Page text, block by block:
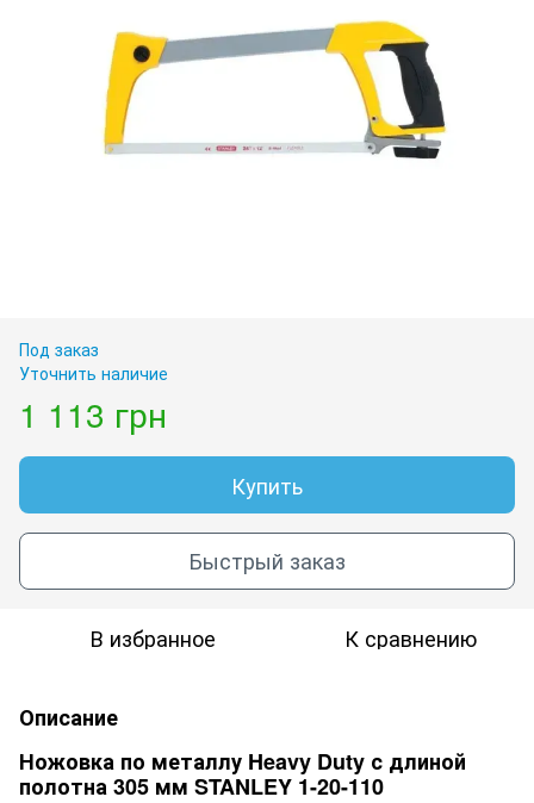
Под заказ
Уточнить наличие
1 113 грн
Купить
Быстрый заказ
В избранное К сравнению
Описание
Ножовка по металлу Heavy Duty с длиной
полотна 305 мм STANLEY 1-20-110